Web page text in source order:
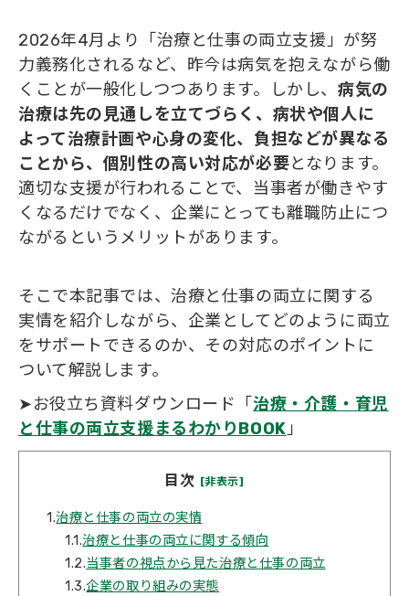
2026年4月より「治療と仕事の両立支援」が努
力義務化されるなど、昨今は病気を抱えながら働
くことが一般化しつつあります。しかし、 病気の
治療は先の見通しを立てづらく、病状や個人に
よって治療計画や心身の変化、負担などが異なる
ことから、個別性の高い対応が必要となります。
適切な支援が行われることで、当事者が働きやす
くなるだけでなく、企業にとっても離職防止につ
ながるというメリットがあります。
そこで本記事では、治療と仕事の両立に関する
実情を紹介しながら、企業としてどのように両立
をサポートできるのか、その対応のポイントに
ついて解説します。
➤お役立ち資料ダウンロード「治療・介護・育児
と仕事の両立支援まるわかりBOOK」
目次 [非表示]
1.治療と仕事の両立の実情
1.1.治療と仕事の両立に関する傾向
1.2.当事者の視点から見た治療と仕事の両立
1.3.企業の取り組みの実態